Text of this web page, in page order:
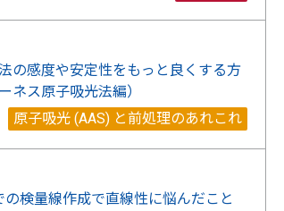
の感度や安定性をもっと良くする方
ネス原子吸光法編）
原子吸光 (AAS) と前処理のあれこれ
の検量線作成で直線性に悩んだこと